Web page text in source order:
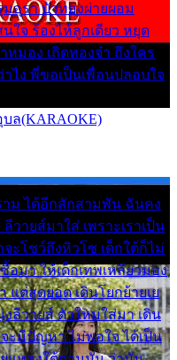
อุรา บัวทองผ่ายผอม
ใจ ร้องไห้ลูกเดียว หยุด
หมอง เถิดทองจ๋า ถึงใคร
าไง พี่ขอเป็นเพื่อนปลอบใจ
ล(KARAOKE)
าม ได้อีกสักสามพัน ฉันคง
วายส์มาใส่ เพราะเราเป็น
จะโชว์ถึงหิวโซ เด็กใต้ก็ไม่
มา ให้เด็กเทพเหลียวมอง
แต่สุดยอด เดินโยกย้ายเย
ลีวายส์ ตัวใหม่ใส่มา เดิน
ะมีปัญหา ไม่พอใจ ได้เป็น